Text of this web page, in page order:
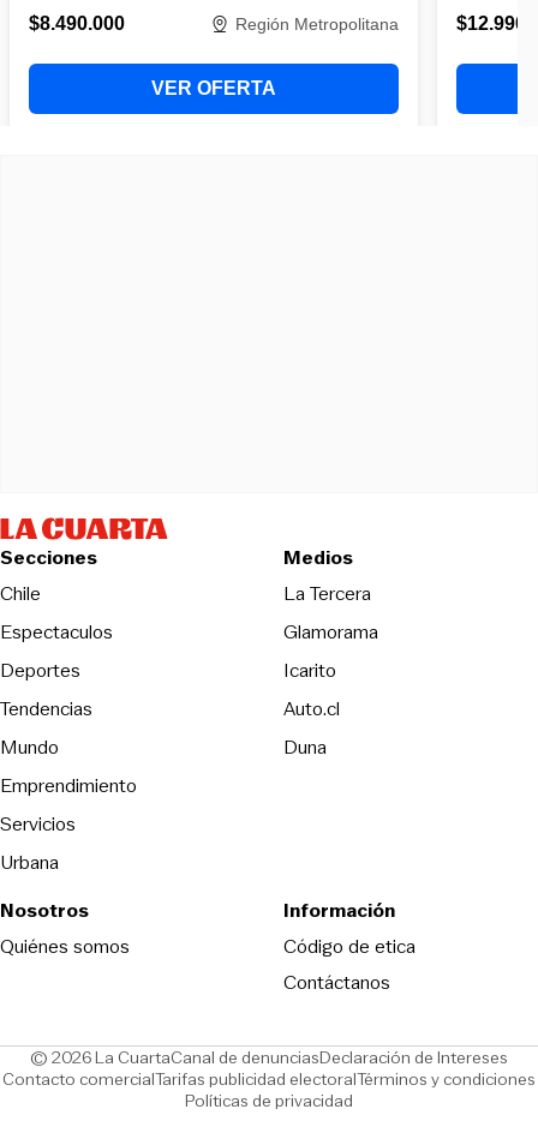
Secciones
Chile
Espectaculos
Deportes
Tendencias
Mundo
Emprendimiento
Servicios
Urbana
Medios
La TerceraOpens in new
Glamorama
Icarito
Auto.cl
DunaOpens in new window
Nosotros
Quiénes somos
Información
Código de eticaOpens in new
Contáctanos
© 2026 La CuartaCanal de denunciasOpens in new window
Declaración de Intereses
Contacto comercialOpens in new window
Tarifas publicidad electoralOpens in new window
Términos y condiciones
Políticas de privacidad